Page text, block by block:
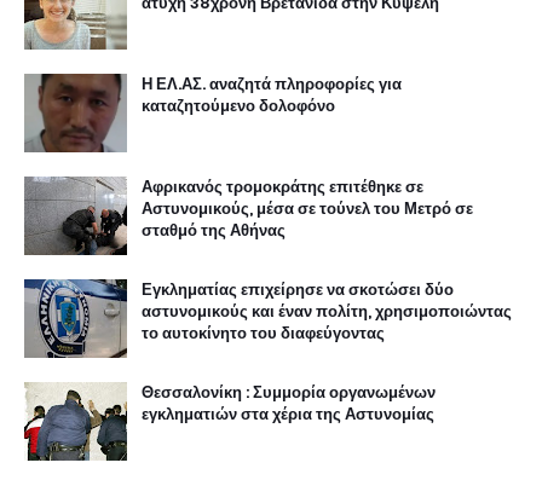
Η ΕΛ.ΑΣ. αναζητά πληροφορίες για
καταζητούμενο δολοφόνο
Αφρικανός τρομοκράτης επιτέθηκε σε
Αστυνομικούς, μέσα σε τούνελ του Μετρό σε
σταθμό της Αθήνας
Εγκληματίας επιχείρησε να σκοτώσει δύο
αστυνομικούς και έναν πολίτη, χρησιμοποιώντας
το αυτοκίνητο του διαφεύγοντας
Θεσσαλονίκη : Συμμορία οργανωμένων
εγκληματιών στα χέρια της Αστυνομίας